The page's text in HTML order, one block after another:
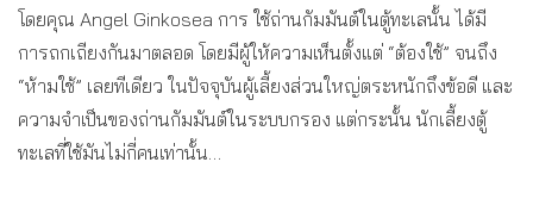
โดยคุณ Angel Ginkosea การ ใช้ถ่านกัมมันต์ในตู้ทะเลนั้น ได้มี
การถกเถียงกันมาตลอด โดยมีผู้ให้ความเห็นตั้งแต่ “ต้องใช้” จนถึง
“ห้ามใช้” เลยทีเดียว ในปัจจุบันผู้เลี้ยงส่วนใหญ่ตระหนักถึงข้อดี และ
ความจำเป็นของถ่านกัมมันต์ในระบบกรอง แต่กระนั้น นักเลี้ยงตู้
ทะเลที่ใช้มันไม่กี่คนเท่านั้น…